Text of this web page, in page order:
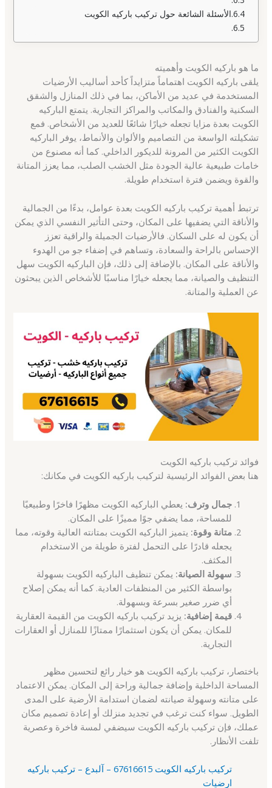
الأسئلة الشائعة حول تركيب باركيه الكويت
ما هو باركيه الكويت وأهميته
يلقى باركيه الكويت اهتماماً متزايداً كأحد أساليب الأرضيات
المستخدمة في عديد من الأماكن، بما في ذلك المنازل والشقق
السكنية والفنادق والمكاتب والمراكز التجارية. يتمتع الباركيه
الكويت بعدة مزايا تجعله خيارًا شائعًا للعديد من الأشخاص. فمع
تشكيلته الواسعة من التصاميم والألوان والأنماط، يوفر الباركيه
الكويت الكثير من المرونة للديكور الداخلي. كما أنه مصنوع من
خامات طبيعية عالية الجودة مثل الخشب الصلب، مما يعزز المتانة
والقوة ويضمن فترة استخدام طويلة.
ترتبط أهمية تركيب باركيه الكويت بعدة عوامل، بدءًا من الجمالية
والأناقة التي يضفيها على المكان، وحتى التأثير النفسي الذي يمكن
أن يكون له على السكان. فالأرضيات الجميلة والراقية تعزز
الإحساس بالراحة والسعادة، وتساهم في إضفاء جو من الهدوء
والأناقة على المكان. بالإضافة إلى ذلك، فإن الباركيه الكويت سهل
التنظيف والصيانة، مما يجعله خيارًا مناسبًا للأشخاص الذين يبحثون
عن العملية والمتانة.
فوائد تركيب باركيه الكويت
هنا بعض الفوائد الرئيسية لتركيب باركيه الكويت في مكانك:
جمال وترف: يعطي الباركيه الكويت مظهرًا فاخرًا وطبيعيًا
للمساحة، مما يضفي جوًا مميزًا على المكان.
متانة وقوة: يتميز الباركيه الكويت بمتانته العالية وقوته، مما
يجعله قادرًا على التحمل لفترة طويلة من الاستخدام
المكثف.
سهولة الصيانة: يمكن تنظيف الباركيه الكويت بسهولة
بواسطة الكثير من المنظفات العادية. كما أنه يمكن إصلاح
أي ضرر صغير بسرعة وبسهولة.
قيمة إضافية: يزيد تركيب باركيه الكويت من القيمة العقارية
للمكان. يمكن أن يكون استثمارًا ممتازًا للمنازل أو العقارات
التجارية.
باختصار، تركيب باركيه الكويت هو خيار رائع لتحسين مظهر
المساحة الداخلية وإضافة جمالية وراحة إلى المكان. يمكن الاعتماد
على متانته وسهولة صيانته لضمان استدامة الأرضية على المدى
الطويل. سواء كنت ترغب في تجديد منزلك أو إعادة تصميم مكان
عملك، فإن تركيب باركيه الكويت سيضفي لمسة فاخرة وعصرية
تلفت الأنظار.
تركيب باركيه الكويت 67616615 – آلبدع – تركيب باركيه
ارضيات